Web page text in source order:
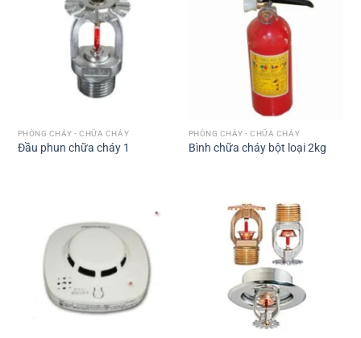
PHÒNG CHÁY - CHỮA CHÁY
Đầu phun chữa cháy 1
PHÒNG CHÁY - CHỮA CHÁY
Bình chữa cháy bột loại 2kg